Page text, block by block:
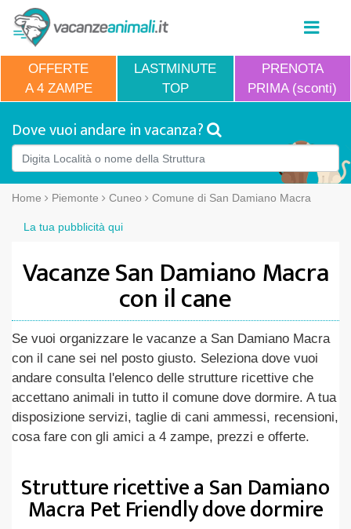
OFFERTE
A 4 ZAMPE
LASTMINUTE
TOP
PRENOTA
PRIMA (sconti)
Dove vuoi andare in vacanza?
Home Piemonte Cuneo Comune di San Damiano Macra
La tua pubblicità qui
Vacanze San Damiano Macra
con il cane
Se vuoi organizzare le vacanze a San Damiano Macra
con il cane sei nel posto giusto. Seleziona dove vuoi
andare consulta l'elenco delle strutture ricettive che
accettano animali in tutto il comune dove dormire. A tua
disposizione servizi, taglie di cani ammessi, recensioni,
cosa fare con gli amici a 4 zampe, prezzi e offerte.
Strutture ricettive a San Damiano
Macra Pet Friendly dove dormire